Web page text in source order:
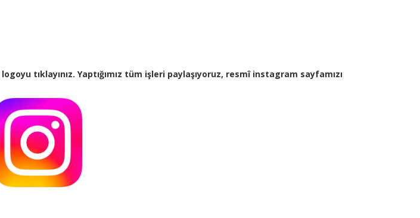
tıklayınız. Yaptığımız tüm işleri paylaşıyoruz, resmî instagram sayfamızı